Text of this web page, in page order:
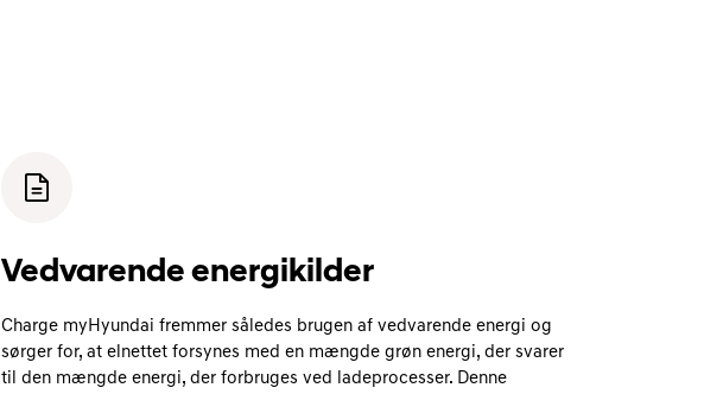
Vedvarende energikilder
Charge myHyundai fremmer således brugen af vedvarende energi og
sørger for, at elnettet forsynes med en mængde grøn energi, der svarer
til den mængde energi, der forbruges ved ladeprocesser. Denne